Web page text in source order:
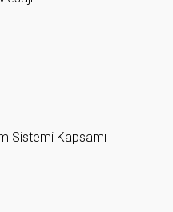
Sistemi Kapsamı